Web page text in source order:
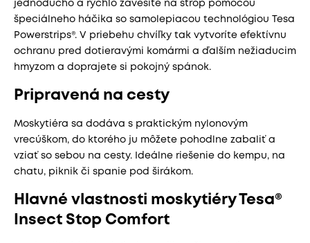
jednoducho a rýchlo zavesíte na strop pomocou
špeciálneho háčika so samolepiacou technológiou Tesa
Powerstrips®. V priebehu chvíľky tak vytvoríte efektívnu
ochranu pred dotieravými komármi a ďalším nežiaducim
hmyzom a doprajete si pokojný spánok.
Pripravená na cesty
Moskytiéra sa dodáva s praktickým nylonovým
vrecúškom, do ktorého ju môžete pohodlne zabaliť a
vziať so sebou na cesty. Ideálne riešenie do kempu, na
chatu, piknik či spanie pod širákom.
Hlavné vlastnosti moskytiéry Tesa®
Insect Stop Comfort